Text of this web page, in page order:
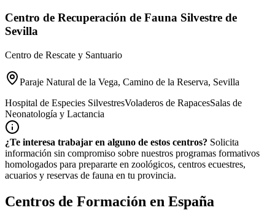
Centro de Recuperación de Fauna Silvestre de
Sevilla
Centro de Rescate y Santuario
Paraje Natural de la Vega, Camino de la Reserva, Sevilla
Hospital de Especies SilvestresVoladeros de RapacesSalas de
Neonatología y Lactancia
¿Te interesa trabajar en alguno de estos centros? Solicita
información sin compromiso sobre nuestros programas formativos
homologados para prepararte en zoológicos, centros ecuestres,
acuarios y reservas de fauna en tu provincia.
Centros de Formación en España